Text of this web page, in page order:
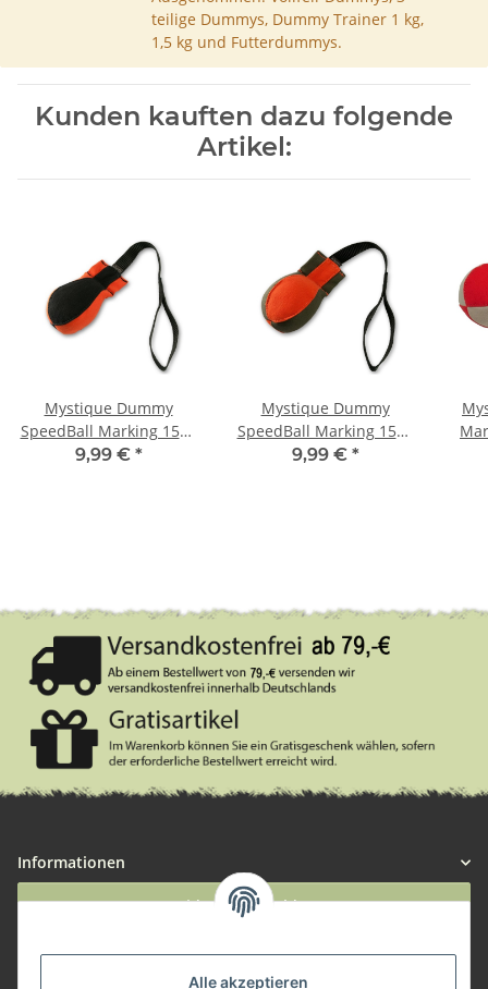
Alle akzeptieren
teilige Dummys, Dummy Trainer 1 kg,
1,5 kg und Futterdummys.
Kunden kauften dazu folgende
Artikel:
Mystique Dummy
SpeedBall Marking 150g
orange / schwarz
9,99 € *
Mystique Dummy
SpeedBall Marking 150g
orange / khaki
9,99 € *
Informationen
Widerruf anmelden